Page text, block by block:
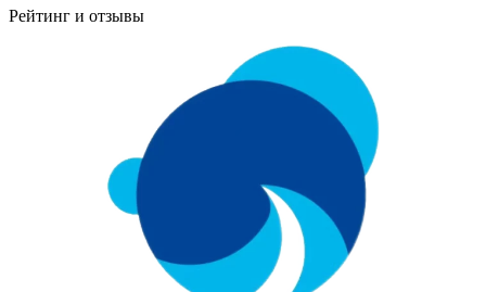
Рейтинг и отзывы